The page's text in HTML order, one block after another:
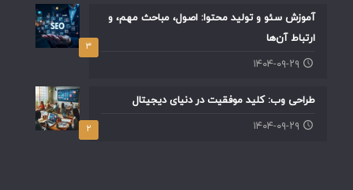
۳
آموزش سئو و تولید محتوا: اصول، مباحث مهم، و
ارتباط آن‌ها
۱۴۰۴-۰۹-۲۹
۲
طراحی وب: کلید موفقیت در دنیای دیجیتال
۱۴۰۴-۰۹-۲۹